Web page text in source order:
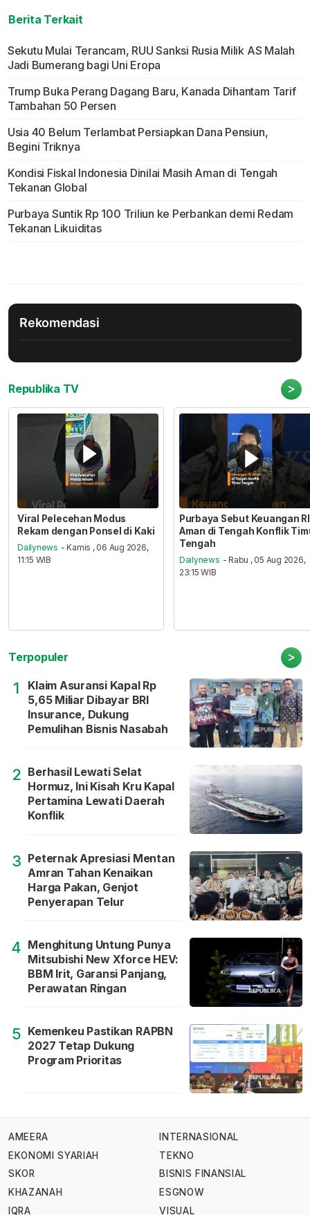
Berita Terkait
Sekutu Mulai Terancam, RUU Sanksi Rusia Milik AS Malah
Jadi Bumerang bagi Uni Eropa
Trump Buka Perang Dagang Baru, Kanada Dihantam Tarif
Tambahan 50 Persen
Usia 40 Belum Terlambat Persiapkan Dana Pensiun,
Begini Triknya
Kondisi Fiskal Indonesia Dinilai Masih Aman di Tengah
Tekanan Global
Purbaya Suntik Rp 100 Triliun ke Perbankan demi Redam
Tekanan Likuiditas
Rekomendasi
Republika TV >
Viral Pelecehan Modus
Rekam dengan Ponsel di Kaki
Dailynews - Kamis , 06 Aug 2026,
11:15 WIB
Purbaya Sebut Keuangan RI
Aman di Tengah Konflik
Tengah
Dailynews - Rabu , 05 Aug 2026,
23:15 WIB
Terpopuler >
1
Klaim Asuransi Kapal Rp
5,65 Miliar Dibayar BRI
Insurance, Dukung
Pemulihan Bisnis Nasabah
2 Berhasil Lewati Selat
Hormuz, Ini Kisah Kru Kapal
Pertamina Lewati Daerah
Konflik
3 Peternak Apresiasi Mentan
Amran Tahan Kenaikan
Harga Pakan, Genjot
Penyerapan Telur
4 Menghitung Untung Punya
Mitsubishi New Xforce HEV:
BBM Irit, Garansi Panjang,
Perawatan Ringan
5 Kemenkeu Pastikan RAPBN
2027 Tetap Dukung
Program Prioritas
AMEERA
EKONOMI SYARIAH
SKOR
KHAZANAH
IQRA
INTERNASIONAL
TEKNO
BISNIS FINANSIAL
ESGNOW
VISUAL